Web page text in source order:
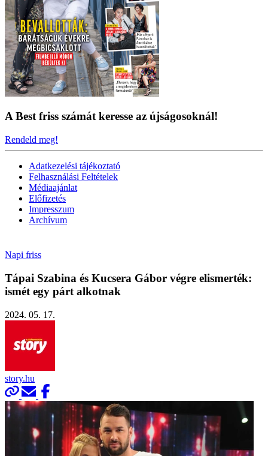
A Best friss számát keresse az újságosoknál!
Rendeld meg!
Adatkezelési tájékoztató
Felhasználási Feltételek
Médiaajánlat
Előfizetés
Impresszum
Archívum
Napi friss
Tápai Szabina és Kucsera Gábor végre elismerték:
ismét egy párt alkotnak
2024. 05. 17.
story.hu